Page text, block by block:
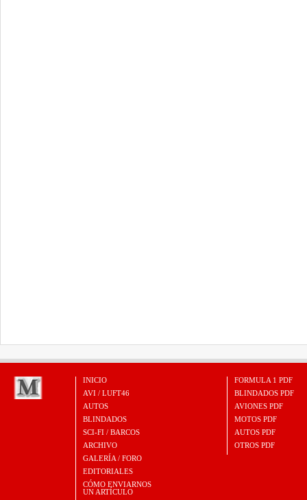
INICIO
AVI / LUFT46
AUTOS
BLINDADOS
SCI-FI / BARCOS
ARCHIVO
GALERÍA / FORO
EDITORIALES
CÓMO ENVIARNOS
UN ARTÍCULO
FORMULA 1 PDF
BLINDADOS PDF
AVIONES PDF
MOTOS PDF
AUTOS PDF
OTROS PDF